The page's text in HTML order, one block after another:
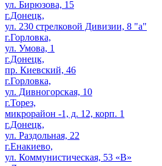
ул. Бирюзова, 15
г.Донецк,
ул. 230 стрелковой Дивизии, 8 "а"
г.Горловка,
ул. Умова, 1
г.Донецк,
пр. Киевский, 46
г.Горловка,
ул. Дивногорская, 10
г.Торез,
микрорайон -1, д. 12, корп. 1
г.Донецк,
ул. Раздольная, 22
г.Енакиево,
ул. Коммунистическая, 53 «В»